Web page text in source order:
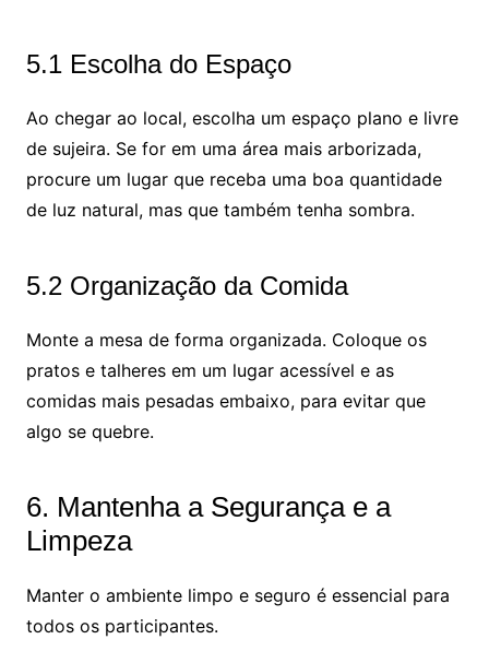
5.1 Escolha do Espaço
Ao chegar ao local, escolha um espaço plano e livre
de sujeira. Se for em uma área mais arborizada,
procure um lugar que receba uma boa quantidade
de luz natural, mas que também tenha sombra.
5.2 Organização da Comida
Monte a mesa de forma organizada. Coloque os
pratos e talheres em um lugar acessível e as
comidas mais pesadas embaixo, para evitar que
algo se quebre.
6. Mantenha a Segurança e a
Limpeza
Manter o ambiente limpo e seguro é essencial para
todos os participantes.